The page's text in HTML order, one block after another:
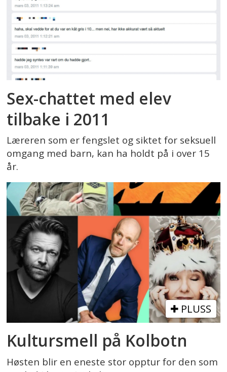
Sex-chattet med elev
tilbake i 2011
Læreren som er fengslet og siktet for seksuell
omgang med barn, kan ha holdt på i over 15
år.
PLUSS
Kultursmell på Kolbotn
Høsten blir en eneste stor opptur for den som